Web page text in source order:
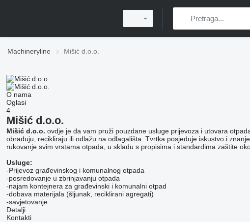
Machineryline Mišić d.o.o.
O nama
Oglasi
4
Mišić d.o.o.
Mišić d.o.o. ovdje je da vam pruži pouzdane usluge prijevoza i utovara
obrađuju, recikliraju ili odlažu na odlagališta. Tvrtka posjeduje iskustvo i
rukovanje svim vrstama otpada, u skladu s propisima i standardima zaštite
Usluge:
-Prijevoz građevinskog i komunalnog otpada
-posredovanje u zbrinjavanju otpada
-najam kontejnera za građevinski i komunalni otpad
-dobava materijala (šljunak, reciklirani agregati)
-savjetovanje
Detalji
Kontakti